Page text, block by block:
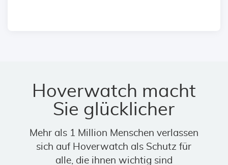
Hoverwatch macht
Sie glücklicher
Mehr als 1 Million Menschen verlassen
sich auf Hoverwatch als Schutz für
alle, die ihnen wichtig sind